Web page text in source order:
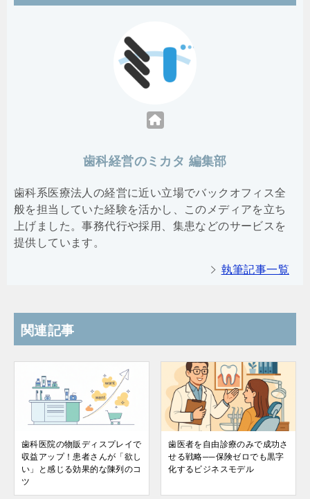
歯科経営のミカタ 編集部
歯科系医療法人の経営に近い立場でバックオフィス全
般を担当していた経験を活かし、このメディアを立ち
上げました。事務代行や採用、集患などのサービスを
提供しています。
執筆記事一覧
関連記事
歯科医院の物販ディスプレイで
収益アップ！患者さんが「欲し
い」と感じる効果的な陳列のコ
ツ
歯医者を自由診療のみで成功さ
せる戦略──保険ゼロでも黒字
化するビジネスモデル